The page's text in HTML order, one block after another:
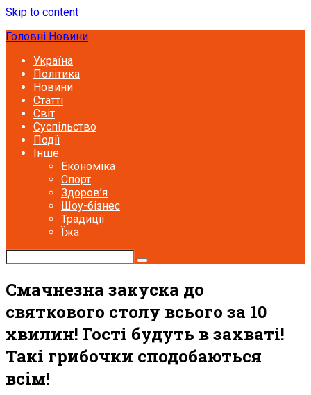
Skip to content
Головні Новини
Україна
Політика
Новини
Статті
Світ
Суспільство
Події
Інше
Економіка
Спорт
Здоров’я
Шоу-бізнес
Традиції
Їжа
Смачнезна закуска до
святкового столу всього за 10
хвилин! Гості будуть в захваті!
Такі грибочки сподобаються
всім!